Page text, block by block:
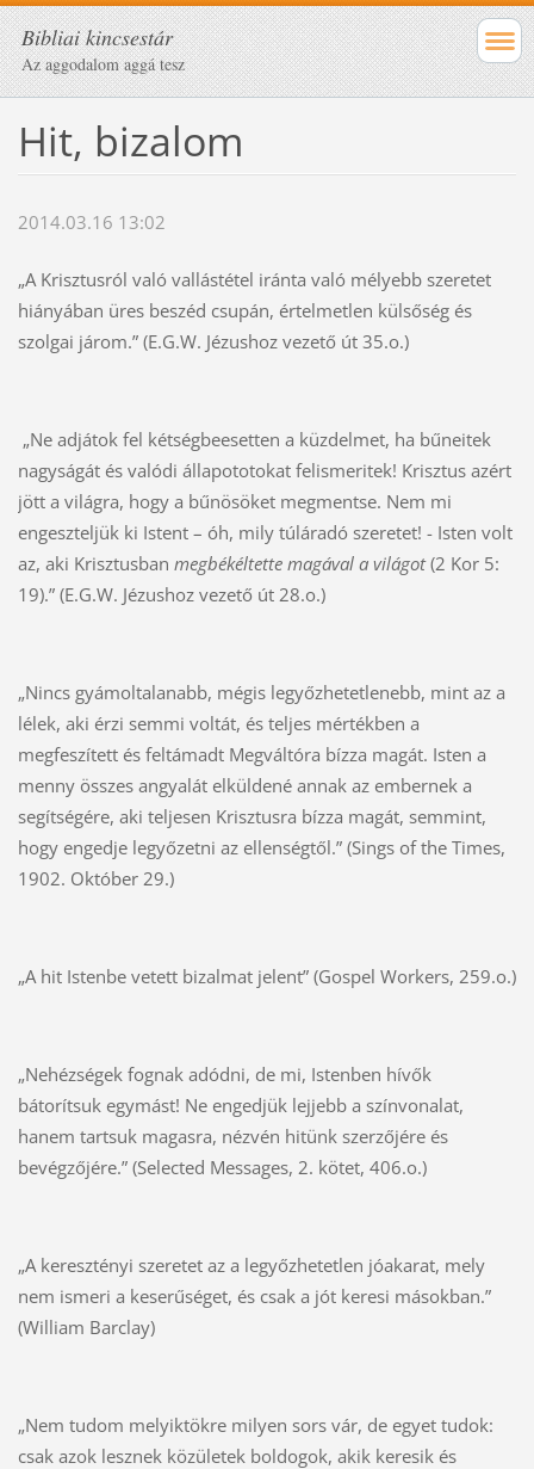
Bibliai kincsestár
Az aggodalom aggá tesz
Hit, bizalom
2014.03.16 13:02
„A Krisztusról való vallástétel iránta való mélyebb szeretet
hiányában üres beszéd csupán, értelmetlen külsőség és
szolgai járom.” (E.G.W. Jézushoz vezető út 35.o.)
„Ne adjátok fel kétségbeesetten a küzdelmet, ha bűneitek
nagyságát és valódi állapototokat felismeritek! Krisztus azért
jött a világra, hogy a bűnösöket megmentse. Nem mi
engeszteljük ki Istent – óh, mily túláradó szeretet! - Isten volt
az, aki Krisztusban megbékéltette magával a világot(2 Kor 5:
19).” (E.G.W. Jézushoz vezető út 28.o.)
„Nincs gyámoltalanabb, mégis legyőzhetetlenebb, mint az a
lélek, aki érzi semmi voltát, és teljes mértékben a
megfeszített és feltámadt Megváltóra bízza magát. Isten a
menny összes angyalát elküldené annak az embernek a
segítségére, aki teljesen Krisztusra bízza magát, semmint,
hogy engedje legyőzetni az ellenségtől.” (Sings of the Times,
1902. Október 29.)
„A hit Istenbe vetett bizalmat jelent” (Gospel Workers, 259.o.)
„Nehézségek fognak adódni, de mi, Istenben hívők
bátorítsuk egymást! Ne engedjük lejjebb a színvonalat,
hanem tartsuk magasra, nézvén hitünk szerzőjére és
bevégzőjére.” (Selected Messages, 2. kötet, 406.o.)
„A keresztényi szeretet az a legyőzhetetlen jóakarat, mely
nem ismeri a keserűséget, és csak a jót keresi másokban.”
(William Barclay)
„Nem tudom melyiktökre milyen sors vár, de egyet tudok:
csak azok lesznek közületek boldogok, akik keresik és